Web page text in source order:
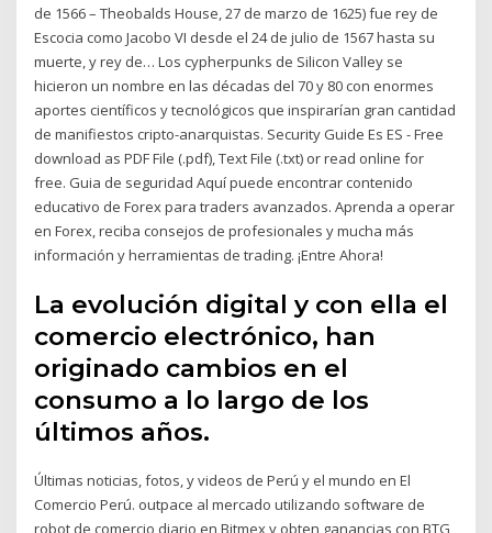
de 1566 – Theobalds House, 27 de marzo de 1625) fue rey de
Escocia como Jacobo VI desde el 24 de julio de 1567 hasta su
muerte, y rey de… Los cypherpunks de Silicon Valley se
hicieron un nombre en las décadas del 70 y 80 con enormes
aportes científicos y tecnológicos que inspirarían gran cantidad
de manifiestos cripto-anarquistas. Security Guide Es ES - Free
download as PDF File (.pdf), Text File (.txt) or read online for
free. Guia de seguridad Aquí puede encontrar contenido
educativo de Forex para traders avanzados. Aprenda a operar
en Forex, reciba consejos de profesionales y mucha más
información y herramientas de trading. ¡Entre Ahora!
La evolución digital y con ella el
comercio electrónico, han
originado cambios en el
consumo a lo largo de los
últimos años.
Últimas noticias, fotos, y videos de Perú y el mundo en El
Comercio Perú. outpace al mercado utilizando software de